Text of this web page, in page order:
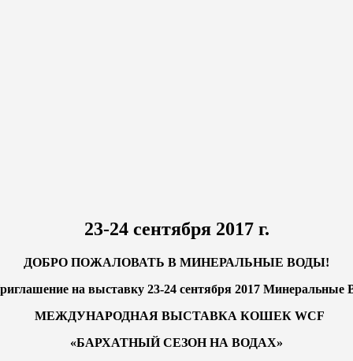
23-24 сентября 2017 г.
ДОБРО ПОЖАЛОВАТЬ В МИНЕРАЛЬНЫЕ ВОДЫ!
МЕЖДУНАРОДНАЯ ВЫСТАВКА КОШЕК WCF
«БАРХАТНЫЙ СЕЗОН НА ВОДАХ»